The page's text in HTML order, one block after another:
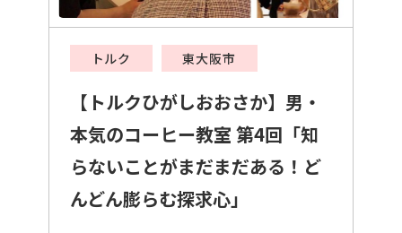
トルク 東大阪市
【トルクひがしおおさか】男・
本気のコーヒー教室 第4回「知
らないことがまだまだある！ど
んどん膨らむ探求心」